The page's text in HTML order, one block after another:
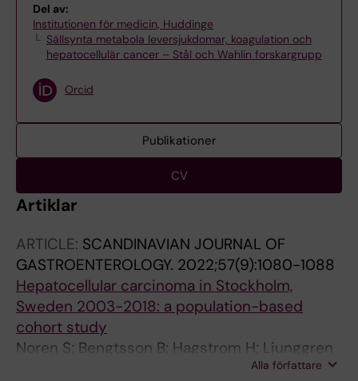
Del av:
Institutionen för medicin, Huddinge
Sällsynta metabola leversjukdomar, koagulation och
hepatocellulär cancer – Stål och Wahlin forskargrupp
Orcid
Publikationer
CV
Artiklar
ARTICLE: SCANDINAVIAN JOURNAL OF
GASTROENTEROLOGY. 2022;57(9):1080-1088
Hepatocellular carcinoma in Stockholm,
Sweden 2003-2018: a population-based
cohort study
Noren S; Bengtsson B; Hagstrom H; Ljunggren
Alla författare